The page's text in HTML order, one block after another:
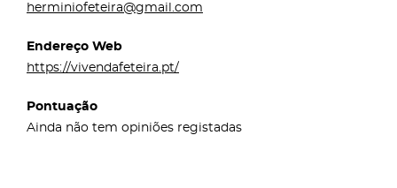
herminiofeteira@gmail.com
Endereço Web
https://vivendafeteira.pt/
Pontuação
Ainda não tem opiniões registadas